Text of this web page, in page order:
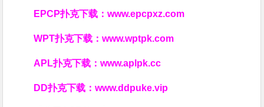
EPCP扑克下载：www.epcpxz.com
WPT扑克下载：www.wptpk.com
APL扑克下载：www.aplpk.cc
DD扑克下载：www.ddpuke.vip